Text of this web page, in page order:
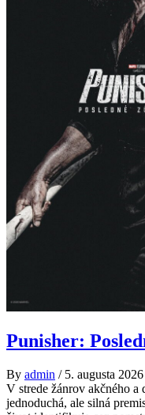
Punisher:
By admin / 5. augusta 2026
V strede žánrov akčného
jednoduchá, ale silná